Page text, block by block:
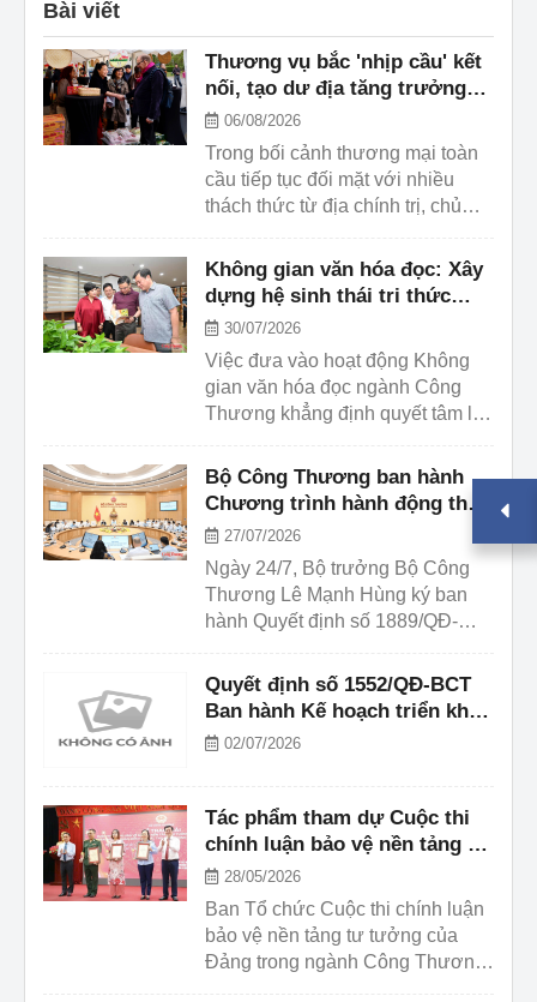
Bài viết
Thương vụ bắc 'nhịp cầu' kết
nối, tạo dư địa tăng trưởng
cho ngành Công Thương
06/08/2026
Trong bối cảnh thương mại toàn
cầu tiếp tục đối mặt với nhiều
thách thức từ địa chính trị, chủ
hóa chuỗi cung ứng, ngành Công
Thương Việt Nam vẫn duy trì
được đà tăng trưởng tích cực
trong 6 tháng đầu năm 2026. Bên
cạnh những con số ấn tượng về
xuất nhập khẩu, dấu ấn của
ngành còn được thể hiện ở việc
Không gian văn hóa đọc: Xây
dựng hệ sinh thái tri thức
ngành Công Thương
30/07/2026
Việc đưa vào hoạt động Không
gian văn hóa đọc ngành Công
Thương khẳng định quyết tâm lan
đội ngũ cán bộ, đáp ứng yêu cầu
phát triển.
Bộ Công Thương ban hành
Chương trình hành động thực
hiện mục tiêu tăng trưởng hai
con số
27/07/2026
Ngày 24/7, Bộ trưởng Bộ Công
Thương Lê Mạnh Hùng ký ban
hành Quyết định số 1889/QĐ-
của ngành Công Thương thực
hiện Nghị quyết số 168/NQ-CP
ngày 27/6/2026 của Chính phủ về
cập nhật kịch bản tăng trưởng và
còn lại nhằm thực hiện mục tiêu
tăng trưởng năm 2026 phấn đấu
từ 10% trở lên gắn ...
Quyết định số 1552/QĐ-BCT
Ban hành Kế hoạch triển khai
thực hiện Chiến lược hoàn
2030.
02/07/2026
Tác phẩm tham dự Cuộc thi
chính luận bảo vệ nền tảng tư
tưởng trong ngành Công
Thương cần bổ sung bản
mềm
28/05/2026
Ban Tổ chức Cuộc thi chính luận
bảo vệ nền tảng tư tưởng của
Đảng trong ngành Công Thương